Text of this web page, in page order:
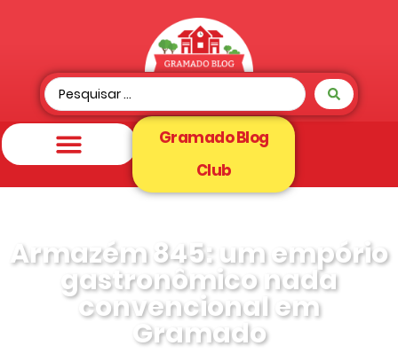
Gramado Blog
Club
Armazém 845: um empório
gastronômico nada
convencional em
Gramado